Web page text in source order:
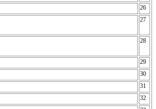
26
27
28
29
30
31
32